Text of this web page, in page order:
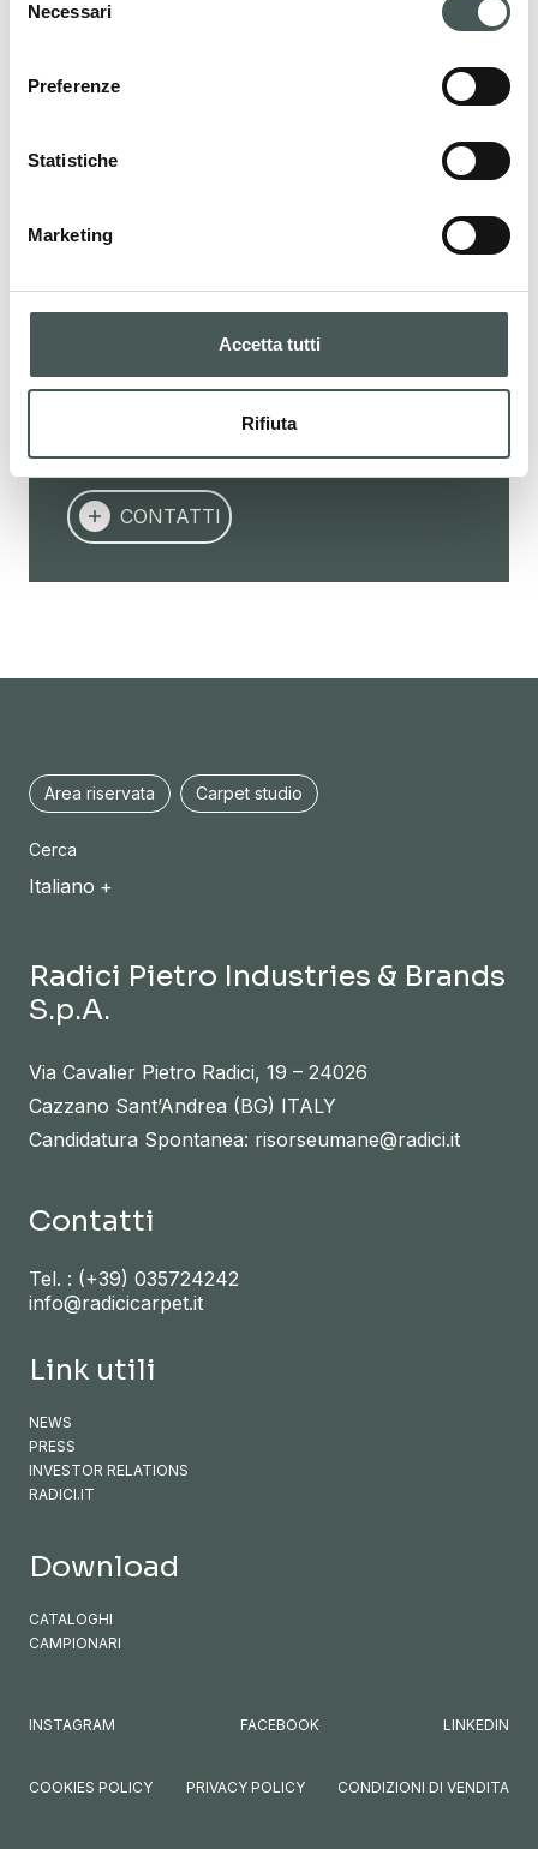
delNecessari
Preferenze
Statistiche
Marketing
Accetta tutti
Rifiuta
Contattaci adesso per ottenere ulteriori
preventivo o iniziare una collaborazione. Il
progetto.
CONTATTI
Area riservata Carpet studio
Cerca
Italiano
Radici Pietro Industries & Brands
S.p.A.
Via Cavalier Pietro Radici, 19 – 24026
Cazzano Sant’Andrea (BG) ITALY
Candidatura Spontanea: risorseumane@radici.it
Contatti
Tel. : (+39) 035724242
info@radicicarpet.it
Link utili
NEWS
PRESS
INVESTOR RELATIONS
RADICI.IT
Download
CATALOGHI
CAMPIONARI
INSTAGRAM FACEBOOK LINKEDIN
COOKIES POLICY PRIVACY POLICY CONDIZIONI DI VENDITA